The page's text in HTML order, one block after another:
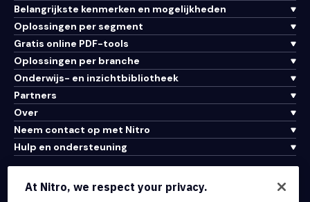
Belangrijkste kenmerken en mogelijkheden
Oplossingen per segment
Gratis online PDF-tools
Oplossingen per branche
Onderwijs- en inzichtbibliotheek
Partners
Over
Neem contact op met Nitro
Hulp en ondersteuning
Integraties en API-connectiviteit
At Nitro, we respect your privacy.